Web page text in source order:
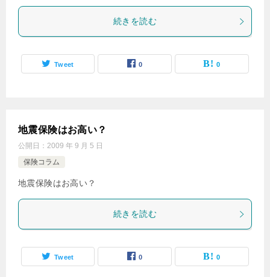
続きを読む
Tweet 0 0
地震保険はお高い？
公開日： 2009 年 9 月 5 日
保険コラム
地震保険はお高い？
続きを読む
Tweet 0 0